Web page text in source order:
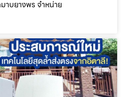
าบยางพร จำหน่าย